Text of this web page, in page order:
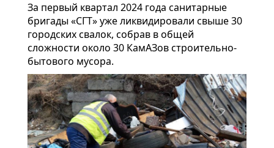
За первый квартал 2024 года санитарные
бригады «СГТ» уже ликвидировали свыше 30
городских свалок, собрав в общей
сложности около 30 КамАЗов строительно-
бытового мусора.